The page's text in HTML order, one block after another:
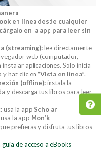
en línea desde cualquier
en la app para leer sin
(streaming):lee directamente
web (computador,
instalar aplicaciones. Solo inicia
y haz clic en “Vista en línea”.
(offline):instala la
y descarga tus libros para leer
usa la app Scholar
usa la app Mon’k
prefieras y disfruta tus libros
de acceso a eBooks